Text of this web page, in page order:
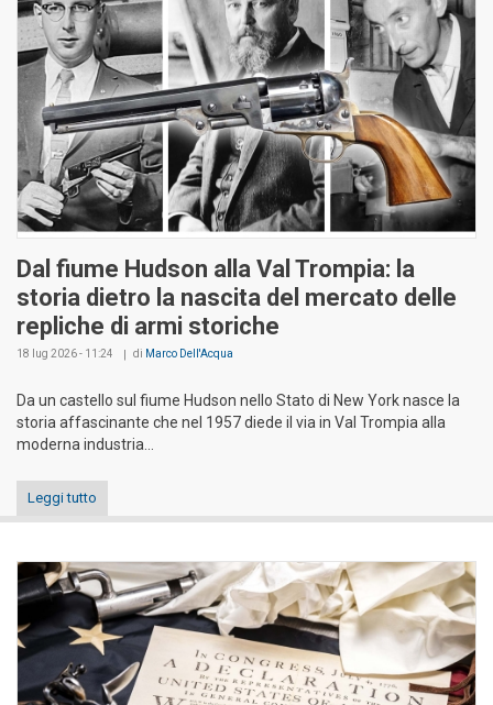
Dal fiume Hudson alla Val Trompia: la
storia dietro la nascita del mercato delle
repliche di armi storiche
18 lug 2026 - 11:24 di Marco Dell'Acqua
Da un castello sul fiume Hudson nello Stato di New York nasce la
storia affascinante che nel 1957 diede il via in Val Trompia alla
moderna industria...
Leggi tutto